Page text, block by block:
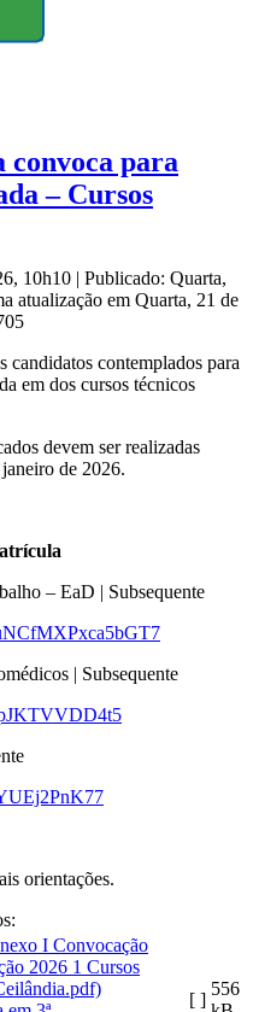
convoca para
– Cursos
10h10 | Publicado: Quarta,
atualização em Quarta, 21 de
contemplados para
em dos cursos técnicos
devem ser realizadas
de 2026.
– EaD | Subsequente
| Subsequente
orientações.
[ ]
556